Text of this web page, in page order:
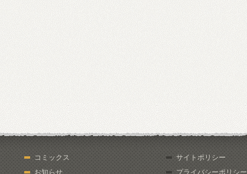
コミックス
お知らせ
サイトポリシー
プライバシーポリシー